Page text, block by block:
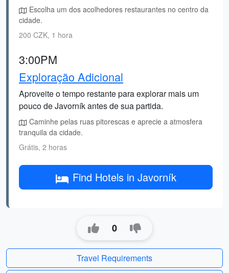
Escolha um dos acolhedores restaurantes no centro da
cidade.
200 CZK, 1 hora
3:00PM
Exploração Adicional
Aproveite o tempo restante para explorar mais um
pouco de Javorník antes de sua partida.
Caminhe pelas ruas pitorescas e aprecie a atmosfera
tranquila da cidade.
Grátis, 2 horas
Find Hotels in Javorník
0
Travel Requirements